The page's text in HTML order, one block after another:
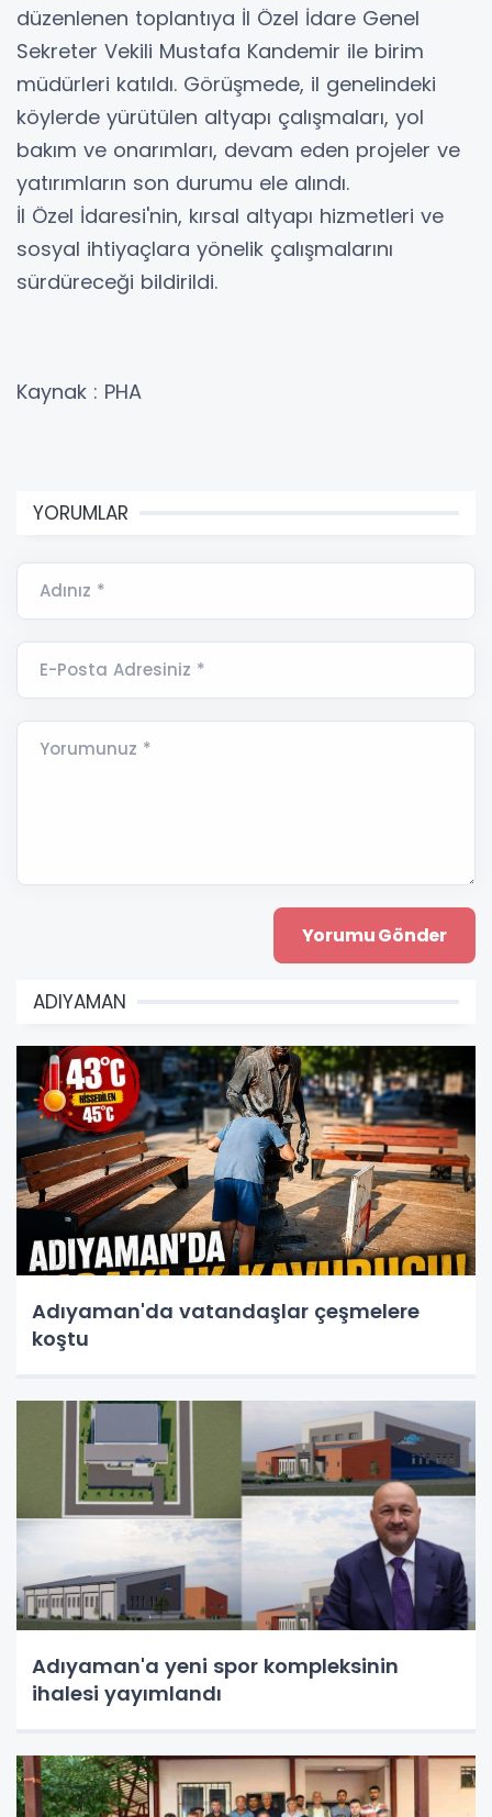
düzenlenen toplantıya İl Özel İdare Genel
Sekreter Vekili Mustafa Kandemir ile birim
müdürleri katıldı. Görüşmede, il genelindeki
köylerde yürütülen altyapı çalışmaları, yol
bakım ve onarımları, devam eden projeler ve
yatırımların son durumu ele alındı.
İl Özel İdaresi'nin, kırsal altyapı hizmetleri ve
sosyal ihtiyaçlara yönelik çalışmalarını
sürdüreceği bildirildi.
Kaynak : PHA
YORUMLAR
Adınız *
E-Posta Adresiniz *
Yorumunuz *
ADIYAMAN
Adıyaman'da vatandaşlar çeşmelere
koştu
Adıyaman'a yeni spor kompleksinin
ihalesi yayımlandı